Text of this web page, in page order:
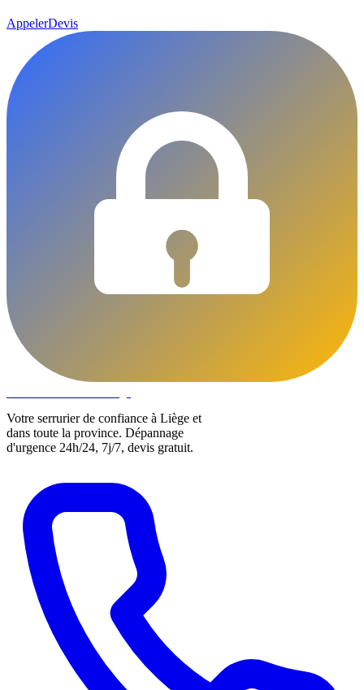
AppelerDevis
Votre serrurier de confiance à Liège et
dans toute la province. Dépannage
d'urgence 24h/24, 7j/7, devis gratuit.